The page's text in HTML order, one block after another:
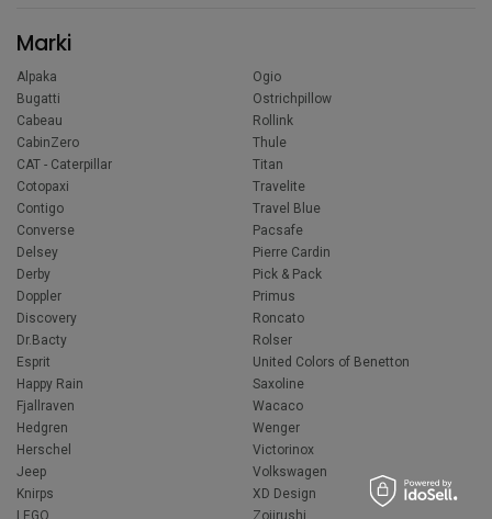
Marki
Alpaka
Bugatti
Cabeau
CabinZero
CAT - Caterpillar
Cotopaxi
Contigo
Converse
Delsey
Derby
Doppler
Discovery
Dr.Bacty
Esprit
Happy Rain
Fjallraven
Hedgren
Herschel
Jeep
Knirps
LEGO
Ogio
Ostrichpillow
Rollink
Thule
Titan
Travelite
Travel Blue
Pacsafe
Pierre Cardin
Pick & Pack
Primus
Roncato
Rolser
United Colors of Benetton
Saxoline
Wacaco
Wenger
Victorinox
Volkswagen
XD Design
Zojirushi